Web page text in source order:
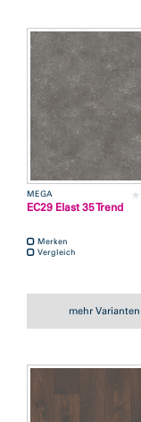
MEGA
EC29 Elast 35 Trend
Merken
Vergleich
mehr Varianten